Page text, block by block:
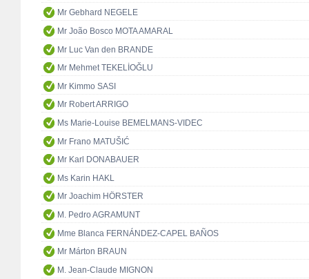
Mr Gebhard NEGELE
Mr João Bosco MOTA AMARAL
Mr Luc Van den BRANDE
Mr Mehmet TEKELİOĞLU
Mr Kimmo SASI
Mr Robert ARRIGO
Ms Marie-Louise BEMELMANS-VIDEC
Mr Frano MATUŠIĆ
Mr Karl DONABAUER
Ms Karin HAKL
Mr Joachim HÖRSTER
M. Pedro AGRAMUNT
Mme Blanca FERNÁNDEZ-CAPEL BAÑOS
Mr Márton BRAUN
M. Jean-Claude MIGNON